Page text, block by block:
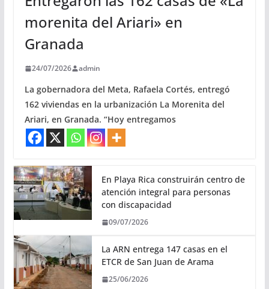
morenita del Ariari» en
Granada
24/07/2026 admin
La gobernadora del Meta, Rafaela Cortés, entregó
162 viviendas en la urbanización La Morenita del
Ariari, en Granada. “Hoy entregamos
En Playa Rica construirán centro de
atención integral para personas
con discapacidad
09/07/2026
La ARN entrega 147 casas en el
ETCR de San Juan de Arama
25/06/2026